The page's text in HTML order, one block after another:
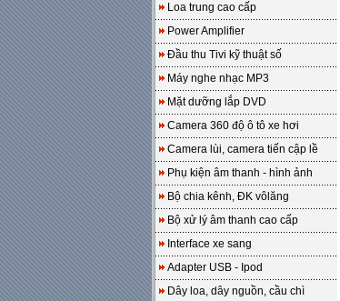
Loa trung cao cấp
Power Amplifier
Đầu thu Tivi kỹ thuật số
Máy nghe nhạc MP3
Mặt dưỡng lắp DVD
Camera 360 độ ô tô xe hơi
Camera lùi, camera tiến cập lề
Phụ kiện âm thanh - hình ảnh
Bộ chia kênh, ĐK vôlăng
Bộ xử lý âm thanh cao cấp
Interface xe sang
Adapter USB - Ipod
Dây loa, dây nguồn, cầu chì